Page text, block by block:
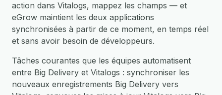
action dans Vitalogs, mappez les champs — et
eGrow maintient les deux applications
synchronisées à partir de ce moment, en temps réel
et sans avoir besoin de développeurs.
Tâches courantes que les équipes automatisent
entre Big Delivery et Vitalogs : synchroniser les
nouveaux enregistrements Big Delivery vers